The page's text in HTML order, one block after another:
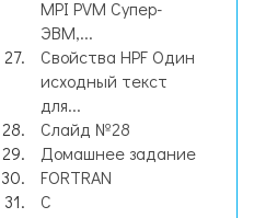
MPI PVM Супер-
ЭВМ,...
Свойства HPF Один
исходный текст
для...
Слайд №28
Домашнее задание
FORTRAN
С